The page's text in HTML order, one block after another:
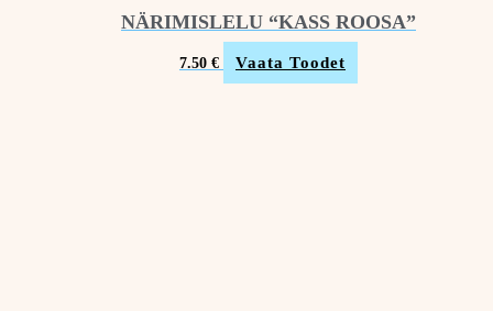
NÄRIMISLELU “KASS ROOSA”
7.50 € Vaata Toodet